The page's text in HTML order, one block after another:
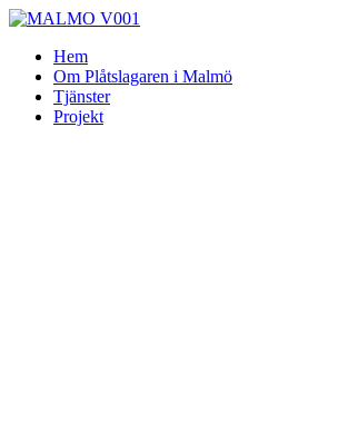
Skip
contentHem
Om Plåtslagaren i Malmö
Tjänster
Projekt